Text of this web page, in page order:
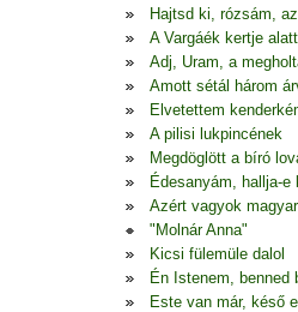
Hajtsd ki, rózsám,
A Vargáék kertje alatt
Adj, Uram, a
Amott sétál három
Elvetettem
A pilisi lukpincének
Megdöglött a bíró
Édesanyám, hallja-e
Azért vagyok
"Molnár Anna"
Kicsi fülemüle dalol
Én Istenem, benned
Este van már, késő